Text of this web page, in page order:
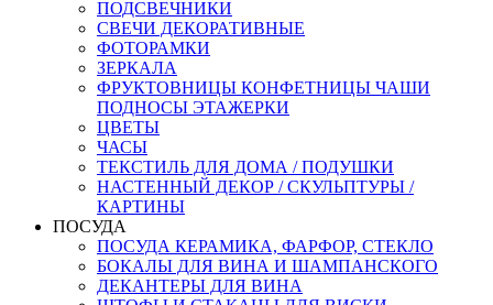
ПОДСВЕЧНИКИ
СВЕЧИ ДЕКОРАТИВНЫЕ
ФОТОРАМКИ
ЗЕРКАЛА
ФРУКТОВНИЦЫ КОНФЕТНИЦЫ ЧАШИ
ПОДНОСЫ ЭТАЖЕРКИ
ЦВЕТЫ
ЧАСЫ
ТЕКСТИЛЬ ДЛЯ ДОМА / ПОДУШКИ
НАСТЕННЫЙ ДЕКОР / СКУЛЬПТУРЫ /
КАРТИНЫ
ПОСУДА
ПОСУДА КЕРАМИКА, ФАРФОР, СТЕКЛО
БОКАЛЫ ДЛЯ ВИНА И ШАМПАНСКОГО
ДЕКАНТЕРЫ ДЛЯ ВИНА